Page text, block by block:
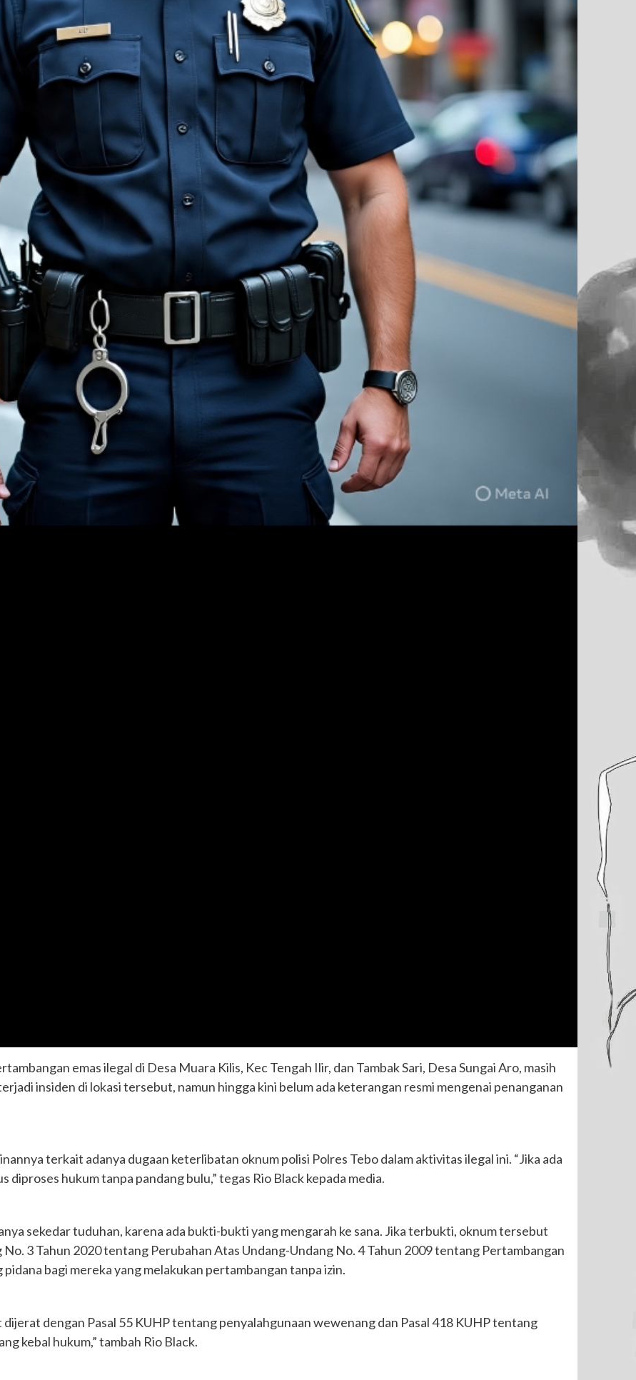
emas ilegal di Desa Muara Kilis, Kec Tengah Ilir, dan Tambak Sari, Desa Sungai Aro, masih
insiden di lokasi tersebut, namun hingga kini belum ada keterangan resmi mengenai penanganan
terkait adanya dugaan keterlibatan oknum polisi Polres Tebo dalam aktivitas ilegal ini. “Jika ada
hukum tanpa pandang bulu,” tegas Rio Black kepada media.
sekedar tuduhan, karena ada bukti-bukti yang mengarah ke sana. Jika terbukti, oknum tersebut
3 Tahun 2020 tentang Perubahan Atas Undang-Undang No. 4 Tahun 2009 tentang Pertambangan
bagi mereka yang melakukan pertambangan tanpa izin.
dengan Pasal 55 KUHP tentang penyalahgunaan wewenang dan Pasal 418 KUHP tentang
kebal hukum,” tambah Rio Black.